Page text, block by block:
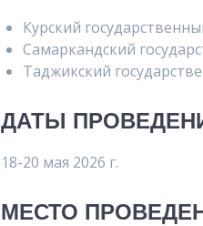
Курский
Самаркандский
Таджикский
ДАТЫ
18-20 мая 2026 г.
МЕСТО